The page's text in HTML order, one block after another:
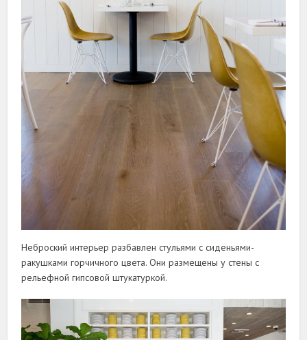
Неброский интерьер разбавлен стульями с сиденьями-
ракушками горчичного цвета. Они размещены у стены с
рельефной гипсовой штукатуркой.